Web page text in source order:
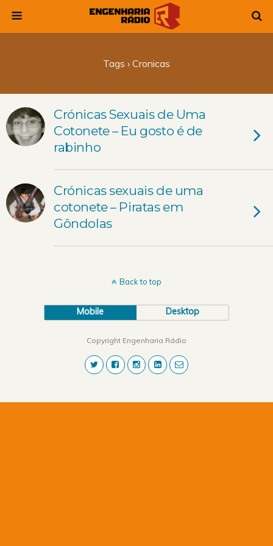
Tags › Cronicas
Crónicas Sexuais de Uma
Cotonete – Eu gosto é de
rabinho
Crónicas sexuais de uma
cotonete – Piratas em
Gôndolas
Back to top
Mobile Desktop
Copyright Engenharia Rádio